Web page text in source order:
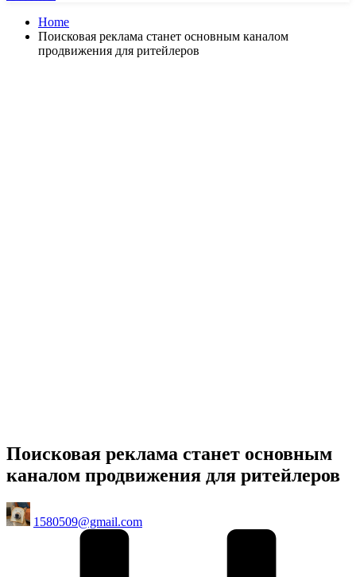
Home
Поисковая реклама станет основным каналом
продвижения для ритейлеров
Поисковая реклама станет основным
каналом продвижения для ритейлеров
Posted
by
1580509@gmail.com